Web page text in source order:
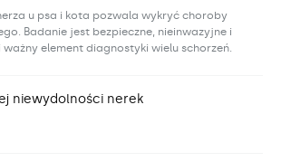
u psa i kota pozwala wykryć choroby
Badanie jest bezpieczne, nieinwazyjne i
ważny element diagnostyki wielu schorzeń.
niewydolności nerek